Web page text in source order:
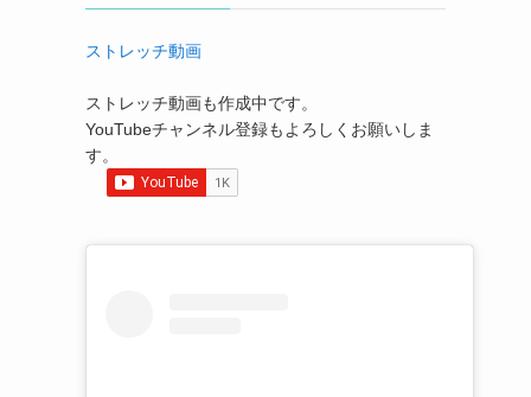
ストレッチ動画
ストレッチ動画も作成中です。
YouTubeチャンネル登録もよろしくお願いしま
す。